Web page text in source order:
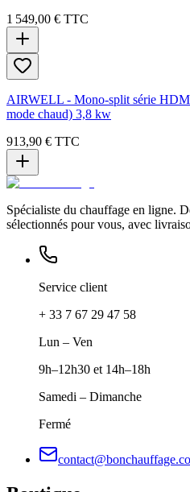
1 549,00 € TTC
AIRWELL - Mono-split série
mode chaud) 3,8 kw
913,90 € TTC
Spécialiste du chauffage en ligne.
sélectionnés pour vous, avec
Service client
+ 33 7 67 29 47 58
Lun – Ven
9h–12h30 et 14h–18h
Samedi – Dimanche
Fermé